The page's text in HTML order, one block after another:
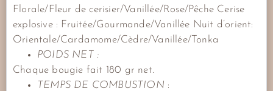
Florale/Fleur de cerisier/Vanillée/Rose/Pêche Cerise
explosive : Fruitée/Gourmande/Vanillée Nuit d’orient:
Orientale/Cardamome/Cèdre/Vanillée/Tonka
POIDS NET :
Chaque bougie fait 180 gr net.
TEMPS DE COMBUSTION :